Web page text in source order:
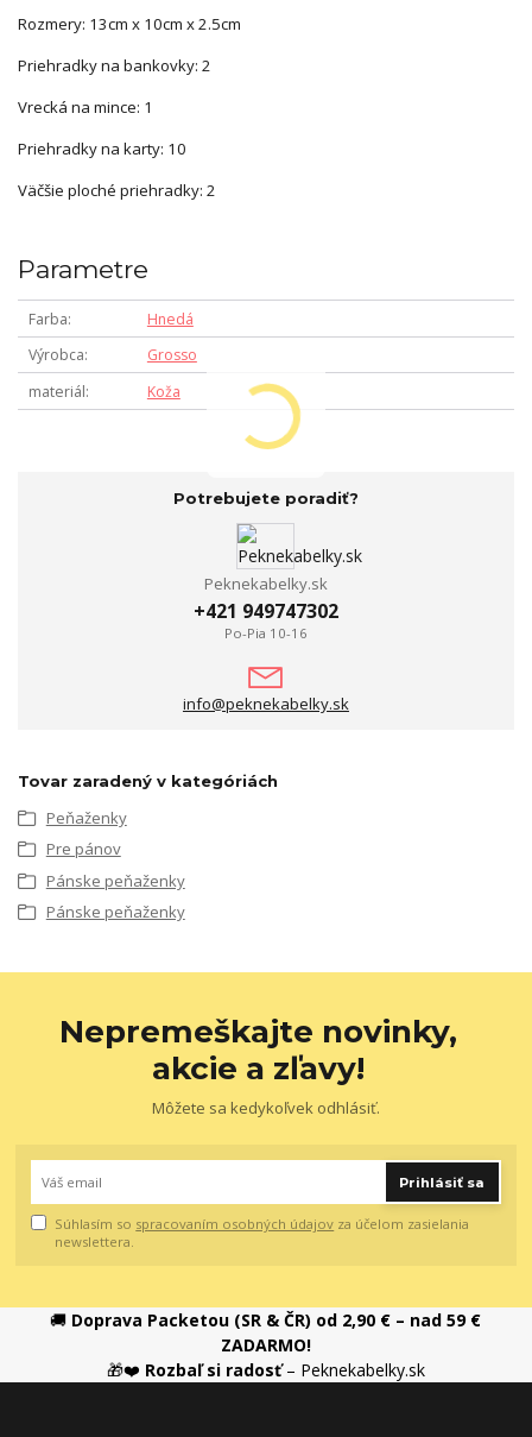
Rozmery: 13cm x 10cm x 2.5cm
Priehradky na bankovky: 2
Vrecká na mince: 1
Priehradky na karty: 10
Väčšie ploché priehradky: 2
Parametre
Farba
Hnedá
Výrobca
Grosso
materiál
Koža
Potrebujete poradiť?
Peknekabelky.sk
+421 949747302
Po-Pia 10-16
info@peknekabelky.sk
Tovar zaradený v kategóriách
Peňaženky
Pre pánov
Pánske peňaženky
Pánske peňaženky
Nepremeškajte novinky,
akcie a zľavy!
Môžete sa kedykoľvek odhlásiť.
Prihlásiť sa
Súhlasím so spracovaním osobných údajov za účelom zasielania
newslettera.
🚚 Doprava Packetou (SR & ČR) od 2,90 € – nad 59 €
ZADARMO!
🎁❤️ Rozbaľ si radosť– Peknekabelky.sk